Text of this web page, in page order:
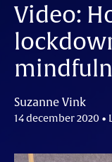
Video:
Suzanne Vink
14 december 2020 •